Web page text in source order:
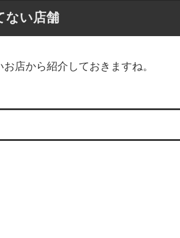
ない店舗
店から紹介しておきますね。